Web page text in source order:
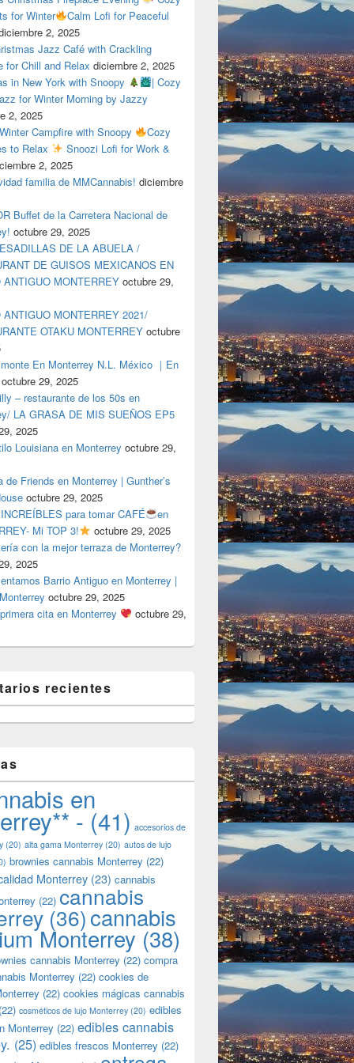
for Winter
Calm Lofi for Peaceful
2, 2025
Jazz Café with Crackling
for Chill and Relax diciembre 2, 2025
in New York with Snoopy
| Cozy
for Winter Morning by Jazzy
2, 2025
Campfire with Snoopy
Cozy
to Relax
Snoozi Lofi for Work &
2, 2025
familia de MMCannabis! diciembre
Buffet de la Carretera Nacional de
octubre 29, 2025
DE LA ABUELA /
DE GUISOS MEXICANOS EN
ANTIGUO MONTERREY octubre 29,
ANTIGUO MONTERREY 2021/
OTAKU MONTERREY octubre
En Monterrey N.L. México ｜En
octubre 29, 2025
– restaurante de los 50s en
LA GRASA DE MIS SUEÑOS EP5
2025
Louisiana en Monterrey octubre 29,
de Friends en Monterrey | Gunther’s
octubre 29, 2025
para tomar CAFÉ
en
Mi TOP 3!
octubre 29, 2025
con la mejor terraza de Monterrey?
2025
Barrio Antiguo en Monterrey |
octubre 29, 2025
cita en Monterrey
octubre 29,
recientes
en
- (41) accesorios de
(20) alta gama Monterrey (20) autos de lujo
brownies cannabis Monterrey (22)
Monterrey (23) cannabis
(22) cannabis
(36)cannabis
Monterrey (38)
cannabis Monterrey (22) compra
Monterrey (22) cookies de
(22) cookies mágicas cannabis
(22) cosméticos de lujo Monterrey (20) edibles
Monterrey (22) edibles cannabis
(25) edibles frescos Monterrey (22)